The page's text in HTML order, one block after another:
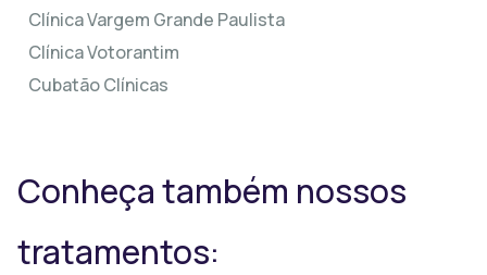
Clínica Vargem Grande Paulista
Clínica Votorantim
Cubatão Clínicas
Conheça também nossos
tratamentos: